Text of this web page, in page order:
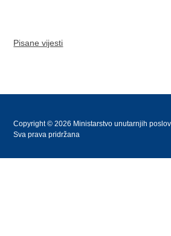
Pisane vijesti
Copyright © 2026 Ministarstvo unutarnjih
Sva prava pridržana